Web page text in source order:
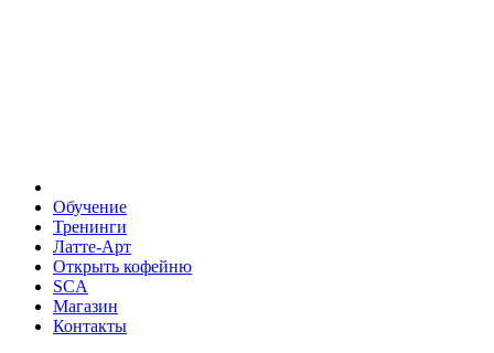
Обучение
Тренинги
Латте-Арт
Открыть кофейню
SCA
Магазин
Контакты